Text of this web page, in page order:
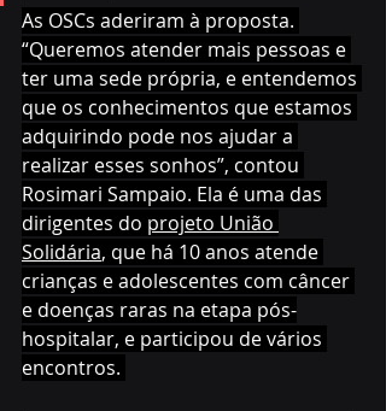
As OSCs aderiram à proposta.
“Queremos atender mais pessoas e
ter uma sede própria, e entendemos
que os conhecimentos que estamos
adquirindo pode nos ajudar a
realizar esses sonhos”, contou
Rosimari Sampaio. Ela é uma das
dirigentes do projeto União
Solidária, que há 10 anos atende
crianças e adolescentes com câncer
e doenças raras na etapa pós-
hospitalar, e participou de vários
encontros.